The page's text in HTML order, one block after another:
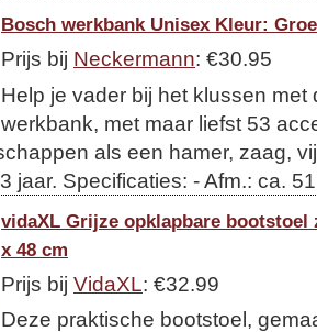
Bosch werkbank Unisex Kleur:
Prijs bij Neckermann: €30.95
Help je vader bij het klussen met
werkbank, met maar liefst 53
als een hamer, zaag,
jaar. Specificaties: - Afm.: ca.
vidaXL Grijze opklapbare bootstoel
x 48 cm
Prijs bij VidaXL: €32.99
Deze praktische bootstoel,